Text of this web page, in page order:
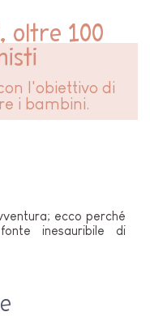
oltre 100
l'obiettivo di
i bambini.
ecco perché
inesauribile di